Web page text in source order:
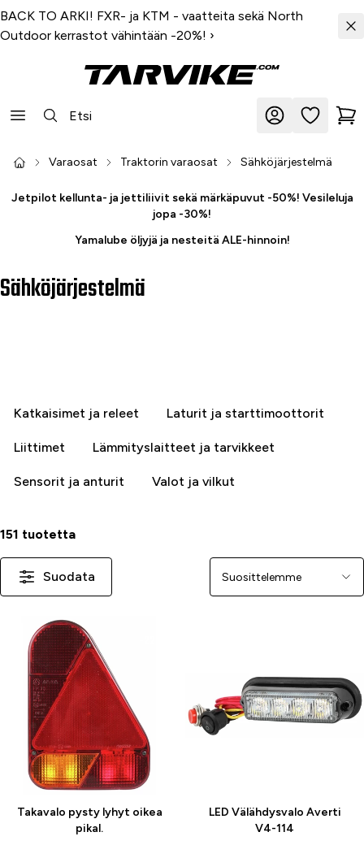
BACK TO ARKI! FXR- ja KTM - vaatteita sekä North
Outdoor kerrastot vähintään -20%! ›
Varaosat Traktorin varaosat Sähköjärjestelmä
Jetpilot kellunta- ja jettiliivit sekä märkäpuvut -50%! Vesileluja
jopa -30%!
Yamalube öljyjä ja nesteitä ALE-hinnoin!
Sähköjärjestelmä
Katkaisimet ja releet Laturit ja starttimoottorit
Liittimet Lämmityslaitteet ja tarvikkeet
Sensorit ja anturit Valot ja vilkut
151 tuotetta
Suodata Järjestä
Takavalo pysty lyhyt oikea
pikal.
LED Välähdysvalo Averti
V4-114